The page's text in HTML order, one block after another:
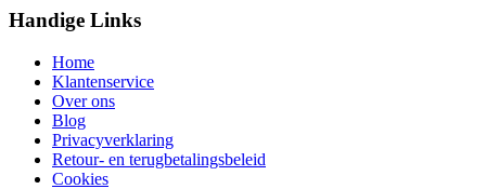
Handige Links
Home
Klantenservice
Over ons
Blog
Privacyverklaring
Retour- en terugbetalingsbeleid
Cookies